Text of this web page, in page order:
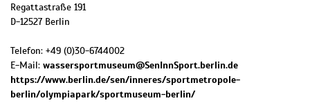
Regattastraße 191
D-12527 Berlin
Telefon: +49 (0)30-6744002
E-Mail: wassersportmuseum@SenInnSport.berlin.de
https://www.berlin.de/sen/inneres/sportmetropole-
berlin/olympiapark/sportmuseum-berlin/